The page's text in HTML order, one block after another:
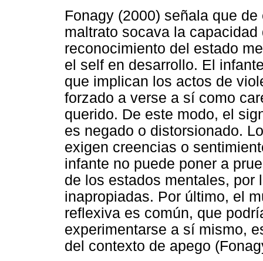
Fonagy (2000) señala que
maltrato socava la
reconocimiento del estado
el self en desarrollo. El
que implican los actos de
forzado a verse a sí como
querido. De este modo, el
es negado o distorsionado.
exigen creencias o
infante no puede poner a
de los estados mentales, por
inapropiadas. Por último, el
reflexiva es común, que
experimentarse a sí mismo,
del contexto de apego